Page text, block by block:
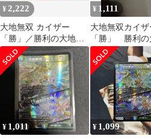
¥ 2,222
大地無双 カイザー
「勝」／勝利の大地
シク＋SRセット
¥ 1,111
大地無双カイザ
「勝」 勝利の
¥ 1,011 ¥ 1,099